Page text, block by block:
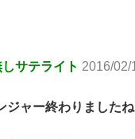
サテライト 2016/02/
ジャー終わりましたね